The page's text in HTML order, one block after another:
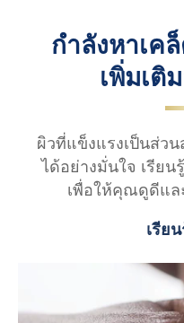
กำลังหาเค
เพิ่มเติ
ผิวที่แข็งแรงเป็นส่ว
ได้อย่างมั่นใจ เรียน
เพื่อให้คุณดูดีแล
เรีย